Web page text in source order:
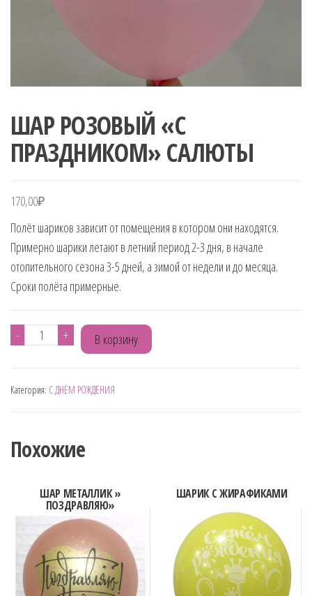
ШАР РОЗОВЫЙ «С
ПРАЗДНИКОМ» САЛЮТЫ
170,00₽
Полёт шариков зависит от помещения в котором они находятся.
Примерно шарики летают в летний период 2-3 дня, в начале
отопительного сезона 3-5 дней, а зимой от недели и до месяца.
Сроки полёта примерные.
-
Количество
РОЗОВЫЙ
САЛЮТЫ
+ В корзину
Категория: С ДНЁМ РОЖДЕНИЯ
Похожие
ШАР МЕТАЛЛИК »
ПОЗДРАВЛЯЮ»
ШАРИК С ЖИРАФИКАМИ